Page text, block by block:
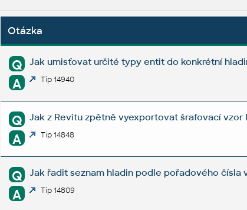
Otázka
Q Jak umisťovat určité typy entit do konkrétní
A Tip 14940
Q Jak z Revitu zpětně vyexportovat šrafovací vzor
A Tip 14848
Q Jak řadit seznam hladin podle pořadového čísla
A Tip 14809